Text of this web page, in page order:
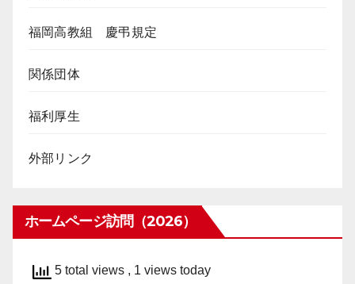
福岡高教組 慶弔規定
関係団体
福利厚生
外部リンク
ホームページ訪問（2026）
5 total views , 1 views today